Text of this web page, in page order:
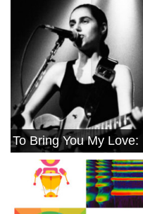
To Bring You My